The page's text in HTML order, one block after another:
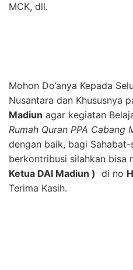
MCK, dll.
Mohon Do’anya Kepada
Nusantara dan Khususnya
Madiun agar kegiatan
Rumah Quran PPA Cabang
dengan baik, bagi
berkontribusi silahkan bisa
Ketua DAI Madiun ) di no
Terima Kasih.